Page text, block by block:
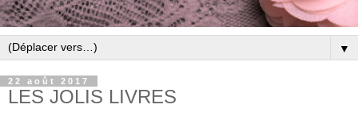
▼
22 août 2017
LES JOLIS LIVRES